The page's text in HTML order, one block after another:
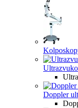
Doppler